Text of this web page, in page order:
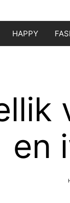
HAPPY
en